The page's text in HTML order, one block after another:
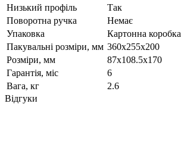
Низький профіль
Так
Поворотна ручка
Немає
Упаковка
Картонна коробка
Пакувальні розміри, мм 360x255x200
Розміри, мм
87x108.5x170
Гарантія, міс
6
Вага, кг
2.6
Відгуки